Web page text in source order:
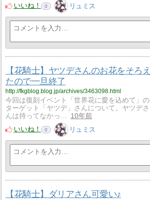
いいね！
0 リュミス
【花騎士】ヤツデさんのお花をそろえ
たので一旦終了
http://fkgblog.blog.jp/archives/3463098.html
今回は復刻イベント「世界花に愛を込めて」の
ターゲット「ヤツデ」さんについて。ヤツデさ
んは持ってなかっ…
10年前
いいね！
0 リュミス
【花騎士】ダリアさん可愛い♪